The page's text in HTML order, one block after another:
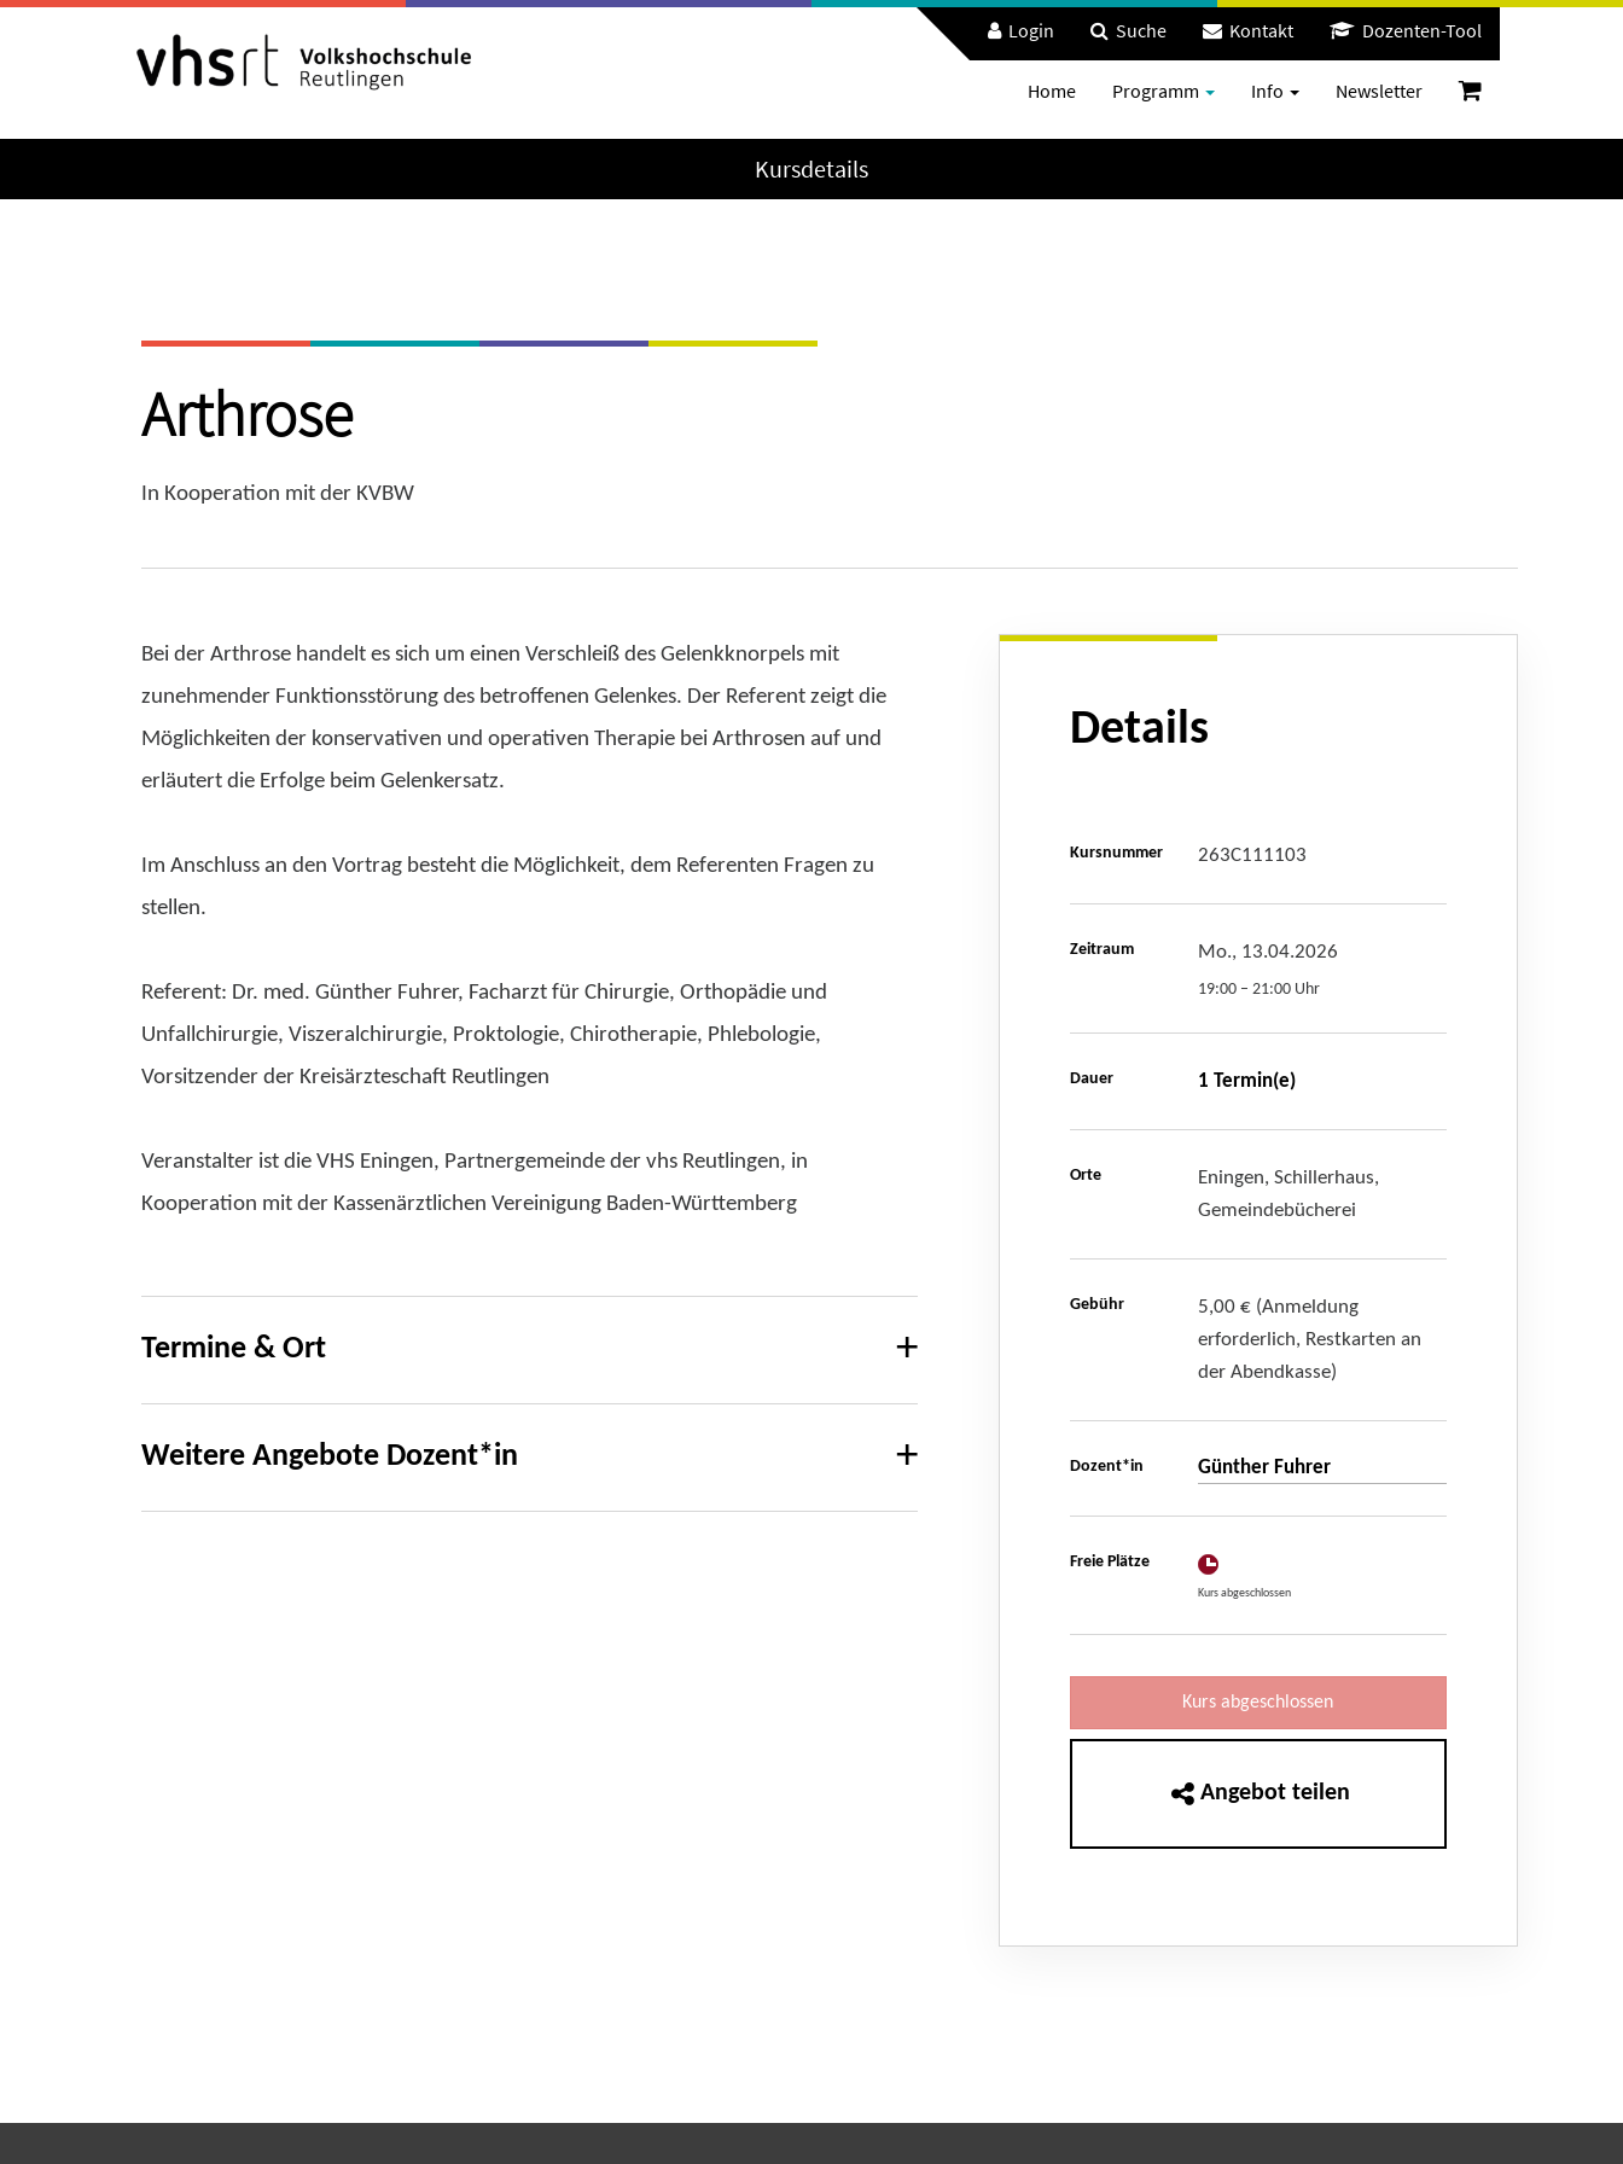
Login Suche Kontakt Dozenten-Tool
Home Programm Info Newsletter
Kursdetails
Arthrose
In Kooperation mit der KVBW
Details
Kursnummer 263C111103
Zeitraum Mo., 13.04.2026
19:00 – 21:00 Uhr
Dauer 1 Termin(e)
Orte
Eningen, Schillerhaus,
Gemeindebücherei
Gebühr
5,00 € (Anmeldung
erforderlich, Restkarten an
der Abendkasse)
Dozent*in Günther Fuhrer
Freie Plätze
Kurs abgeschlossen
Kurs abgeschlossen
Angebot teilen
Bei der Arthrose handelt es sich um einen Verschleiß des Gelenkknorpels mit
zunehmender Funktionsstörung des betroffenen Gelenkes. Der Referent zeigt die
Möglichkeiten der konservativen und operativen Therapie bei Arthrosen auf und
erläutert die Erfolge beim Gelenkersatz.
Im Anschluss an den Vortrag besteht die Möglichkeit, dem Referenten Fragen zu
stellen.
Referent: Dr. med. Günther Fuhrer, Facharzt für Chirurgie, Orthopädie und
Unfallchirurgie, Viszeralchirurgie, Proktologie, Chirotherapie, Phlebologie,
Vorsitzender der Kreisärzteschaft Reutlingen
Veranstalter ist die VHS Eningen, Partnergemeinde der vhs Reutlingen, in
Kooperation mit der Kassenärztlichen Vereinigung Baden-Württemberg
Termine & Ort
Weitere Angebote Dozent*in